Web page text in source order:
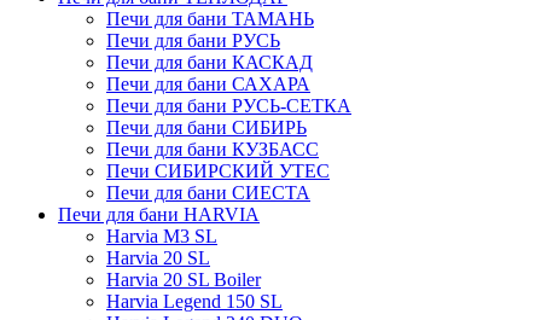
Печи для бани ТАМАНЬ
Печи для бани РУСЬ
Печи для бани КАСКАД
Печи для бани САХАРА
Печи для бани РУСЬ-СЕТКА
Печи для бани СИБИРЬ
Печи для бани КУЗБАСС
Печи СИБИРСКИЙ УТЕС
Печи для бани СИЕСТА
Печи для бани HARVIA
Harvia M3 SL
Harvia 20 SL
Harvia 20 SL Boiler
Harvia Legend 150 SL